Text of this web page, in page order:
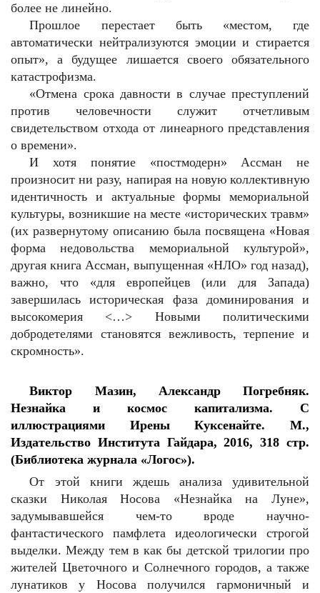
более не линейно.
Прошлое перестает быть «местом, где
автоматически нейтрализуются эмоции и стирается
опыт», а будущее лишается своего обязательного
катастрофизма.
«Отмена срока давности в случае преступлений
против человечности служит отчетливым
свидетельством отхода от линеарного представления
о времени».
И хотя понятие «постмодерн» Ассман не
произносит ни разу, напирая на новую коллективную
идентичность и актуальные формы мемориальной
культуры, возникшие на месте «исторических травм»
(их развернутому описанию была посвящена «Новая
форма недовольства мемориальной культурой»,
другая книга Ассман, выпущенная «НЛО» год назад),
важно, что «для европейцев (или для Запада)
завершилась историческая фаза доминирования и
высокомерия <…> Новыми политическими
добродетелями становятся вежливость, терпение и
скромность».
Виктор Мазин, Александр Погребняк.
Незнайка и космос капитализма. С
иллюстрациями Ирены Куксенайте. М.,
Издательство Института Гайдара, 2016, 318 стр.
(Библиотека журнала «Логос»).
От этой книги ждешь анализа удивительной
сказки Николая Носова «Незнайка на Луне»,
задумывавшейся чем-то вроде научно-
фантастического памфлета идеологически строгой
выделки. Между тем в как бы детской трилогии про
жителей Цветочного и Солнечного городов, а также
лунатиков у Носова получился гармоничный и